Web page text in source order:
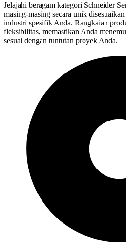
Jelajahi beragam kategori Schneider
masing-masing secara unik
industri spesifik Anda. Rangkaian
fleksibilitas, memastikan Anda
sesuai dengan tuntutan proyek Anda.